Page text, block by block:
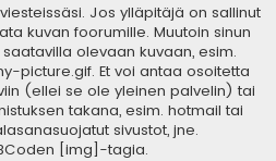
Jos ylläpitäjä on sallinut
kuvan foorumille. Muutoin sinun
olevaan kuvaan, esim.
picture.gif. Et voi antaa osoitetta
(ellei se ole yleinen palvelin) tai
takana, esim. hotmail tai
sivustot, jne.
[img]-tagia.